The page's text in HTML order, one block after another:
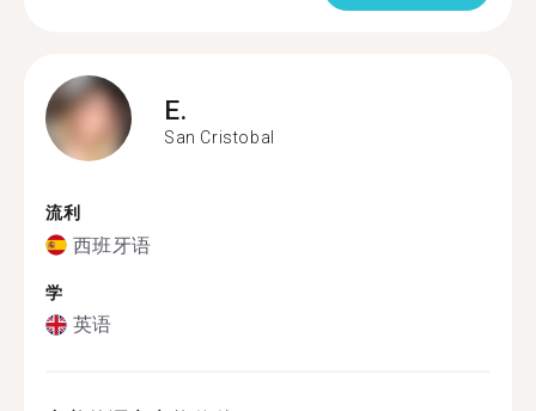
E.
San Cristobal
流利
西班牙语
学
英语